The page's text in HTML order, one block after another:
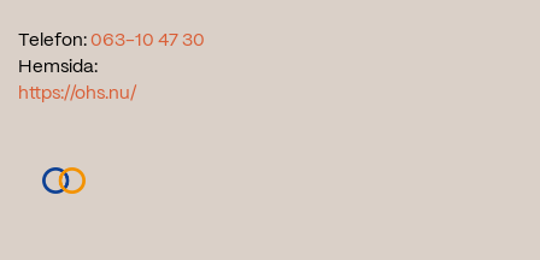
Telefon: 063-10 47 30
Hemsida:
https://ohs.nu/